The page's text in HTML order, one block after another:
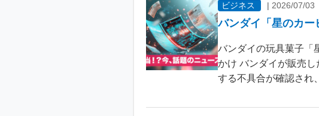
ビジネス | 2026/07/03
バンダイ「星のカ
バンダイの玩具菓子「
かけ バンダイが販売
する不具合が確認され